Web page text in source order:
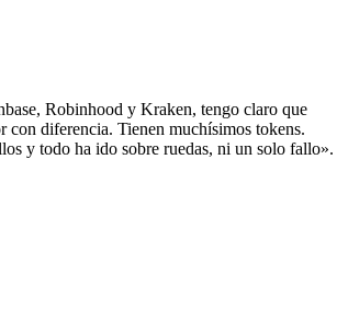
Robinhood y Kraken, tengo claro que
con diferencia. Tienen muchísimos tokens.
y todo ha ido sobre ruedas, ni un solo fallo».